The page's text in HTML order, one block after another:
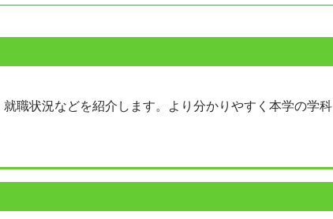
職状況などを紹介します。より分かりやすく本学の学科